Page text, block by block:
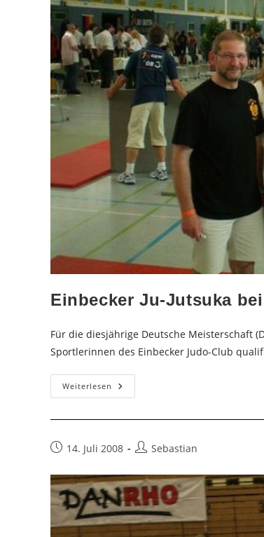
Einbecker Ju-Jutsuka
Für die diesjährige Deutsche Meisterschaft
Sportlerinnen des Einbecker Judo-Club
Weiterlesen Einbecker
Ju-
2008
Beitrag14. Juli 2008
Beitrags-
Sebastian